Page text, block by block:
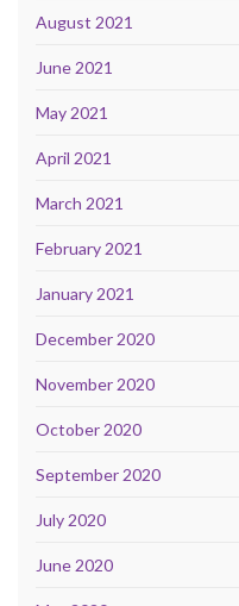
August 2021
June 2021
May 2021
April 2021
March 2021
February 2021
January 2021
December 2020
November 2020
October 2020
September 2020
July 2020
June 2020